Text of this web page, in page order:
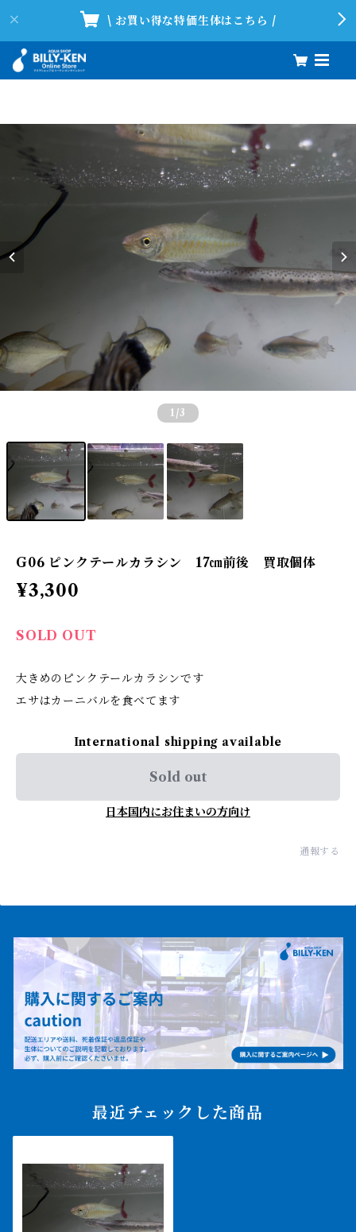
\ お買い得な特価生体はこちら /
1 /3
G06 ピンクテールカラシン 17㎝前後 買取個体
¥3,300
SOLD OUT
大きめのピンクテールカラシンです
エサはカーニバルを食べてます
International shipping available
Sold out
日本国内にお住まいの方向け
通報する
最近チェックした商品